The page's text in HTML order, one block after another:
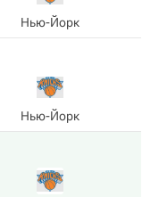
Нью-Йорк
Нью-Йорк